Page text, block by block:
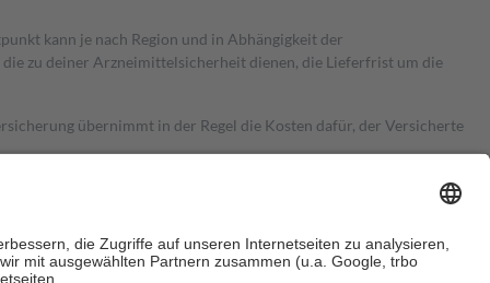
kann je nach Region und in Abhängigkeit der
zu deiner Arzneimittelsicherheit dienen, die Lieferfrist um die
übernimmt in der Regel die Kosten dafür, der Versicherte
Zuzahlungenan bei: